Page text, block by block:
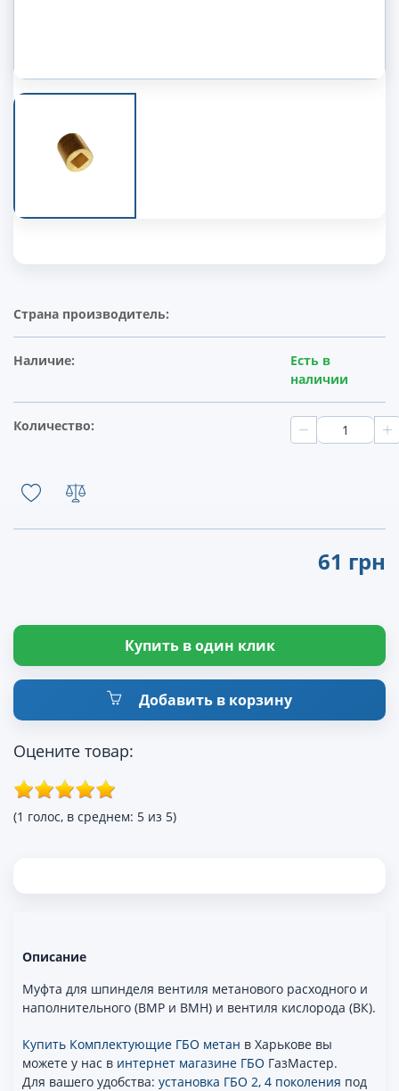
Страна производитель:
Наличие:
Есть в
наличии
Количество:
61 грн
Купить в один клик
Добавить в корзину
Оцените товар:
(1 голос, в среднем: 5 из 5)
Описание
Муфта для шпинделя вентиля метанового расходного и
наполнительного (ВМР и ВМН) и вентиля кислорода (ВК).
Купить Комплектующие ГБО метан в Харькове вы
можете у нас в интернет магазине ГБО ГазМастер.
Для вашего удобства: установка ГБО 2, 4 поколения под